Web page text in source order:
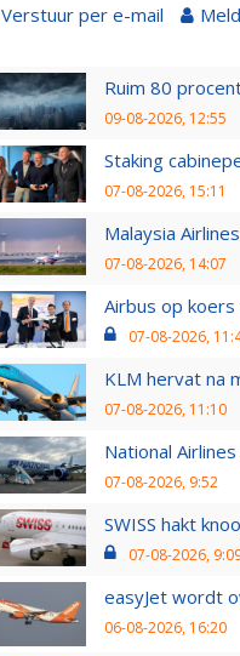
Verstuur per e-mail
Ruim 80
09-08-2026, 12:55
Staking
07-08-2026, 15:11
Malaysia
07-08-2026, 14:07
Airbus op
07-08-2026,
KLM hervat na
07-08-2026, 11:10
National
07-08-2026, 9:52
SWISS hakt
07-08-2026,
easyJet wordt
06-08-2026, 16:20